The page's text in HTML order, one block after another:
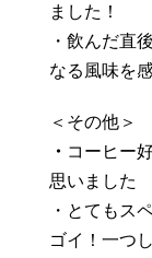
ました！
・飲んだ直
なる風味を
＜その他＞
・ コーヒー
思いました
・とてもス
ゴイ！一つ